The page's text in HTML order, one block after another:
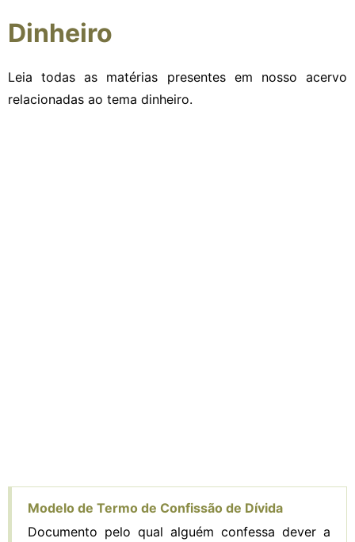
Dinheiro
Leia todas as matérias presentes em nosso acervo
relacionadas ao tema dinheiro.
Modelo de Termo de Confissão de Dívida
Documento pelo qual alguém confessa dever a